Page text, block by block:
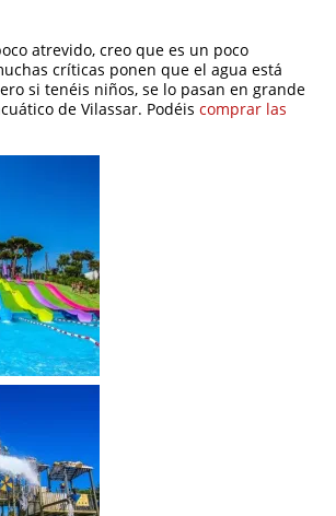
atrevido, creo que es un poco
críticas ponen que el agua está
si tenéis niños, se lo pasan en grande
de Vilassar. Podéis comprar las